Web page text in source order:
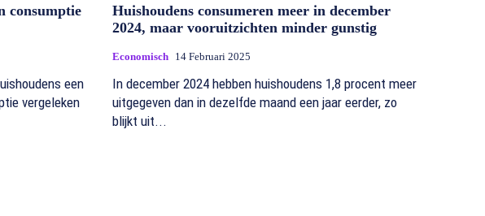
consumptie
een
vergeleken
Huishoudens consumeren meer in december
2024, maar vooruitzichten minder gunstig
Economisch 14 Februari 2025
In december 2024 hebben huishoudens 1,8 procent meer
uitgegeven dan in dezelfde maand een jaar eerder, zo
blijkt uit...